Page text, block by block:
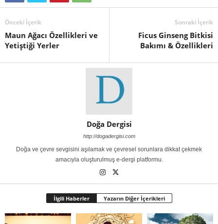
Önceki İçerik
Maun Ağacı Özellikleri ve
Yetiştiği Yerler
Sonraki İçerik
Ficus Ginseng Bitkisi
Bakımı & Özellikleri
Doğa Dergisi
http://dogadergisi.com
Doğa ve çevre sevgisini aşılamak ve çevresel sorunlara dikkat çekmek
amacıyla oluşturulmuş e-dergi platformu.
İlgili Haberler Yazarın Diğer İçerikleri